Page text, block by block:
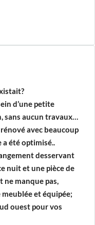
d’une petite
sans aucun travaux…
avec beaucoup
a été optimisé..
desservant
nuit et une pièce de
ne manque pas,
et équipée;
ouest pour vos